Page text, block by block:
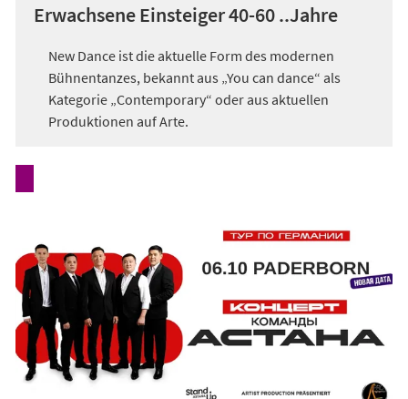
Erwachsene Einsteiger 40-60 ..Jahre
New Dance ist die aktuelle Form des modernen
Bühnentanzes, bekannt aus „You can dance“ als
Kategorie „Contemporary“ oder aus aktuellen
Produktionen auf Arte.